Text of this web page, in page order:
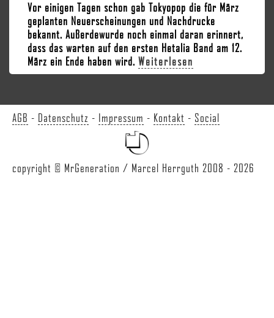
Vor einigen Tagen schon gab Tokyopop die für März
geplanten Neuerscheinungen und Nachdrucke
bekannt. Außerdewurde noch einmal daran erinnert,
dass das warten auf den ersten Hetalia Band am 12.
März ein Ende haben wird. Weiterlesen
AGB - Datenschutz - Impressum - Kontakt - Social
copyright © MrGeneration / Marcel Herrguth 2008 - 2026